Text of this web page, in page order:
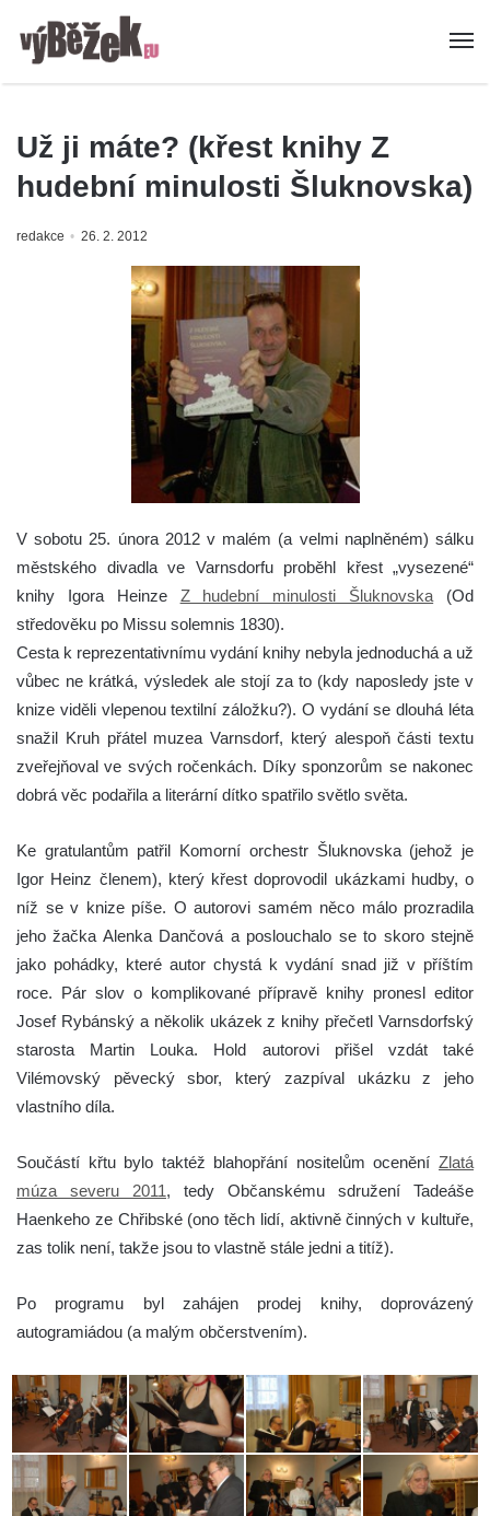
Už ji máte? (křest knihy Z
hudební minulosti Šluknovska)
redakce 26. 2. 2012
V sobotu 25. února 2012 v malém (a velmi naplněném) sálku
městského divadla ve Varnsdorfu proběhl křest „vysezené“
knihy Igora Heinze Z hudební minulosti Šluknovska (Od
středověku po Missu solemnis 1830).
Cesta k reprezentativnímu vydání knihy nebyla jednoduchá a už
vůbec ne krátká, výsledek ale stojí za to (kdy naposledy jste v
knize viděli vlepenou textilní záložku?). O vydání se dlouhá léta
snažil Kruh přátel muzea Varnsdorf, který alespoň části textu
zveřejňoval ve svých ročenkách. Díky sponzorům se nakonec
dobrá věc podařila a literární dítko spatřilo světlo světa.
Ke gratulantům patřil Komorní orchestr Šluknovska (jehož je
Igor Heinz členem), který křest doprovodil ukázkami hudby, o
níž se v knize píše. O autorovi samém něco málo prozradila
jeho žačka Alenka Dančová a poslouchalo se to skoro stejně
jako pohádky, které autor chystá k vydání snad již v příštím
roce. Pár slov o komplikované přípravě knihy pronesl editor
Josef Rybánský a několik ukázek z knihy přečetl Varnsdorfský
starosta Martin Louka. Hold autorovi přišel vzdát také
Vilémovský pěvecký sbor, který zazpíval ukázku z jeho
vlastního díla.
Součástí křtu bylo taktéž blahopřání nositelům ocenění Zlatá
múza severu 2011, tedy Občanskému sdružení Tadeáše
Haenkeho ze Chřibské (ono těch lidí, aktivně činných v kultuře,
zas tolik není, takže jsou to vlastně stále jedni a titíž).
Po programu byl zahájen prodej knihy, doprovázený
autogramiádou (a malým občerstvením).